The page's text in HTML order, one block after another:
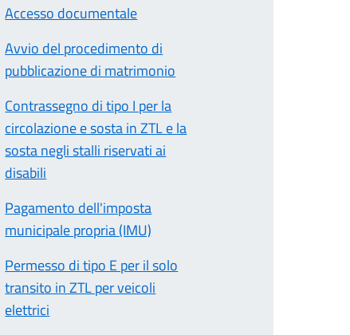
Accesso documentale
Avvio del procedimento di
pubblicazione di matrimonio
Contrassegno di tipo I per la
circolazione e sosta in ZTL e la
sosta negli stalli riservati ai
disabili
Pagamento dell'imposta
municipale propria (IMU)
Permesso di tipo E per il solo
transito in ZTL per veicoli
elettrici